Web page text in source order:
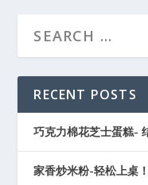
RECENT POSTS
巧克力棉花芝士蛋糕-
家香炒米粉-轻松上桌